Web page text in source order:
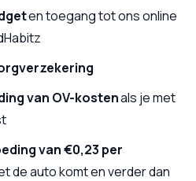
en toegang tot ons online
van OV-kostenals je met
van €0,23 per
de auto komt en verder dan